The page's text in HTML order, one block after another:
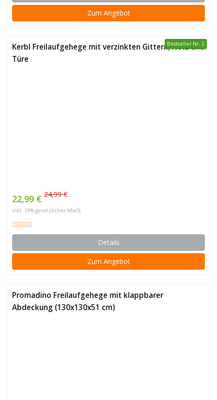
Zum Angebot
Bestseller Nr. 2
Kerbl Freilaufgehege mit verzinkten Gittern, Netz und
Türe
22,99 € 24,99 €
inkl. 19% gesetzlicher MwSt.
Details
Zum Angebot
Promadino Freilaufgehege mit klappbarer
Abdeckung (130x130x51 cm)